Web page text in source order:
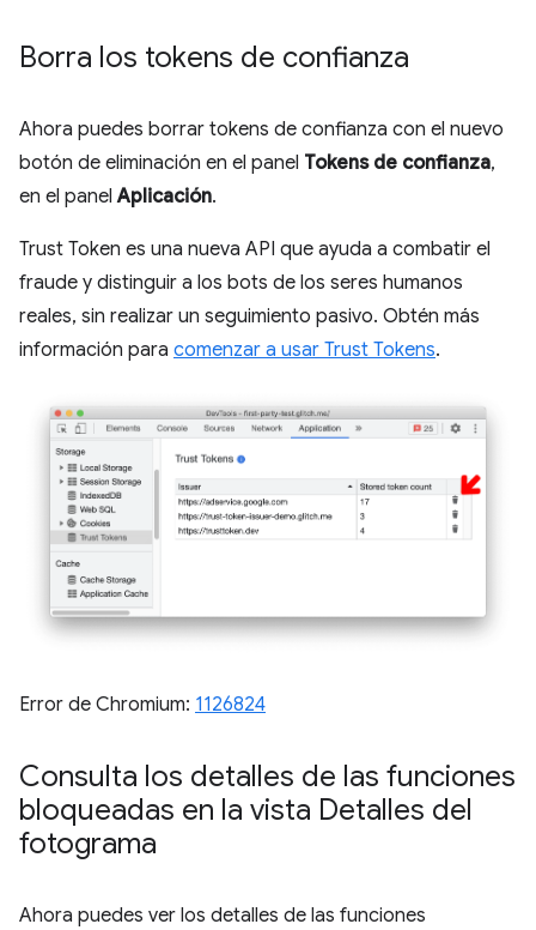
Borra los tokens de confianza
Ahora puedes borrar tokens de confianza con el nuevo
botón de eliminación en el panel Tokens de confianza,
en el panelAplicación.
Trust Token es una nueva API que ayuda a combatir el
fraude y distinguir a los bots de los seres humanos
reales, sin realizar un seguimiento pasivo. Obtén más
información para comenzar a usar Trust Tokens.
Error de Chromium: 1126824
Consulta los detalles de las funciones
bloqueadas en la vista Detalles del
fotograma
Ahora puedes ver los detalles de las funciones